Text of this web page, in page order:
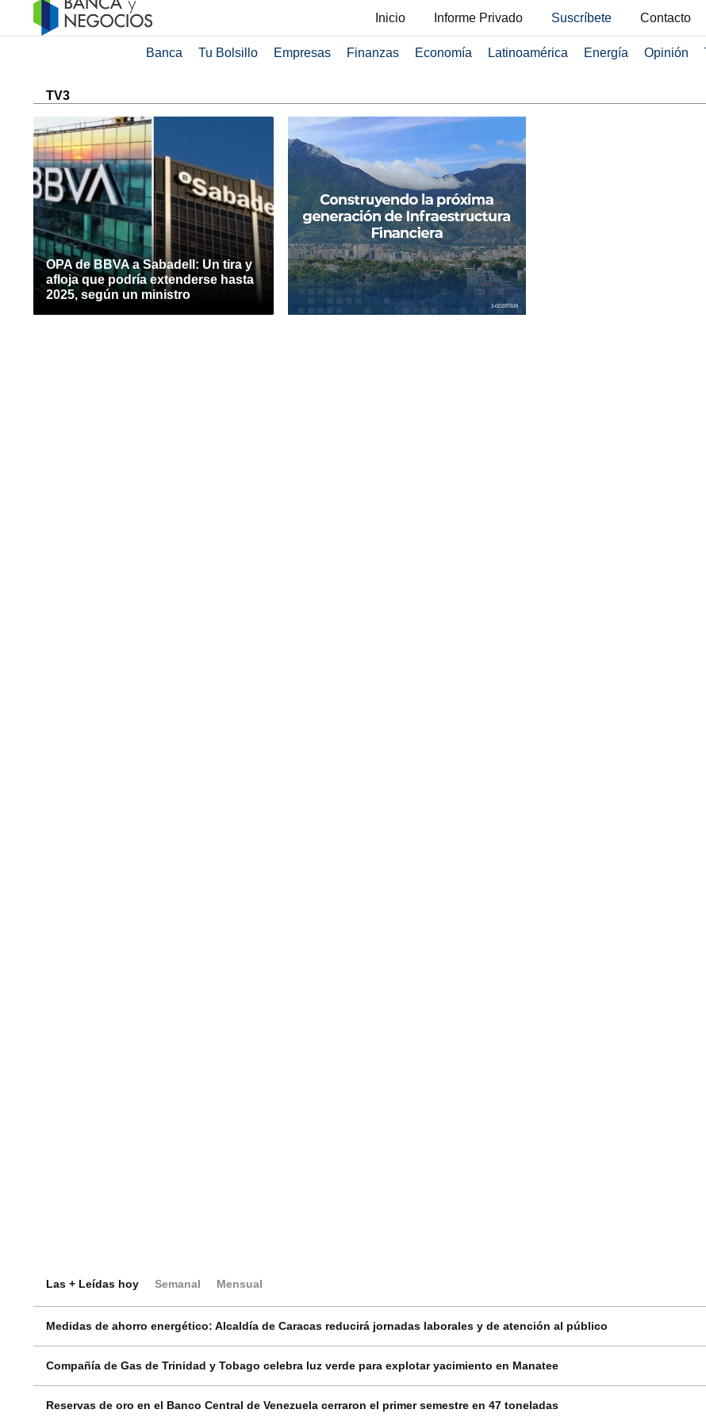
Inicio Informe Privado Suscríbete Contacto
Banca Tu Bolsillo Empresas Finanzas Economía Latinoamérica Energía Opinión
TV3
OPA de BBVA a Sabadell: Un tira y
afloja que podría extenderse hasta
2025, según un ministro
Las + Leídas hoy Semanal Mensual
Medidas de ahorro energético: Alcaldía de Caracas reducirá jornadas laborales y de atención al público
Compañía de Gas de Trinidad y Tobago celebra luz verde para explotar yacimiento en Manatee
Reservas de oro en el Banco Central de Venezuela cerraron el primer semestre en 47 toneladas